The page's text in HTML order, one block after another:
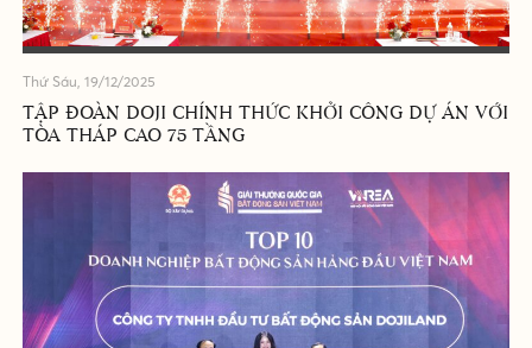
Thứ Sáu, 19/12/2025
TẬP ĐOÀN DOJI CHÍNH THỨC KHỞI CÔNG DỰ ÁN VỚI
TÒA THÁP CAO 75 TẦNG